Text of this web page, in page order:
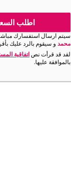
اطلب
سيتم ارسال استفسارك
محمد و سيقوم بالرد عليك
لقد قد قرأت نصاتفاقية
بالموافقة عليها.